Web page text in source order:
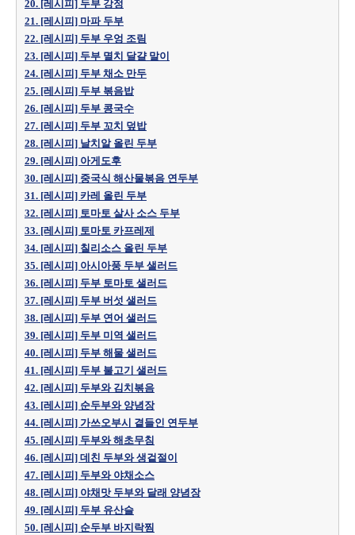
20. [레시피] 두부 강정
21. [레시피] 마파 두부
22. [레시피] 두부 우엉 조림
23. [레시피] 두부 멸치 달걀 말이
24. [레시피] 두부 채소 만두
25. [레시피] 두부 볶음밥
26. [레시피] 두부 콩국수
27. [레시피] 두부 꼬치 덮밥
28. [레시피] 날치알 올린 두부
29. [레시피] 아게도후
30. [레시피] 중국식 해산물볶음 연두부
31. [레시피] 카레 올린 두부
32. [레시피] 토마토 살사 소스 두부
33. [레시피] 토마토 카프레제
34. [레시피] 칠리소스 올린 두부
35. [레시피] 아시아풍 두부 샐러드
36. [레시피] 두부 토마토 샐러드
37. [레시피] 두부 버섯 샐러드
38. [레시피] 두부 연어 샐러드
39. [레시피] 두부 미역 샐러드
40. [레시피] 두부 해물 샐러드
41. [레시피] 두부 불고기 샐러드
42. [레시피] 두부와 김치볶음
43. [레시피] 순두부와 양념장
44. [레시피] 가쓰오부시 곁들인 연두부
45. [레시피] 두부와 해초무침
46. [레시피] 데친 두부와 생겉절이
47. [레시피] 두부와 야채소스
48. [레시피] 야채맛 두부와 달래 양념장
49. [레시피] 두부 유산슬
50. [레시피] 순두부 바지락찜